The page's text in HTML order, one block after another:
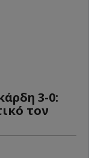
3-0:
τον